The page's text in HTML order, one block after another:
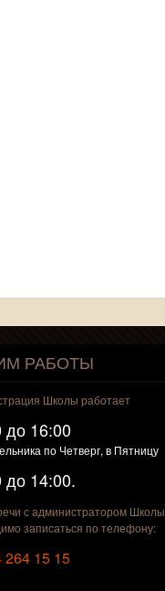
РАБОТЫ
Школы работает
до 16:00
по Четверг, в Пятницу
до 14:00.
с администратором Школы
записаться по телефону:
264 15 15